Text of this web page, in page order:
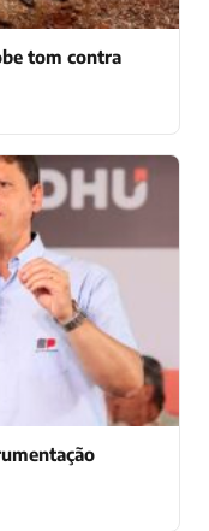
tom contra